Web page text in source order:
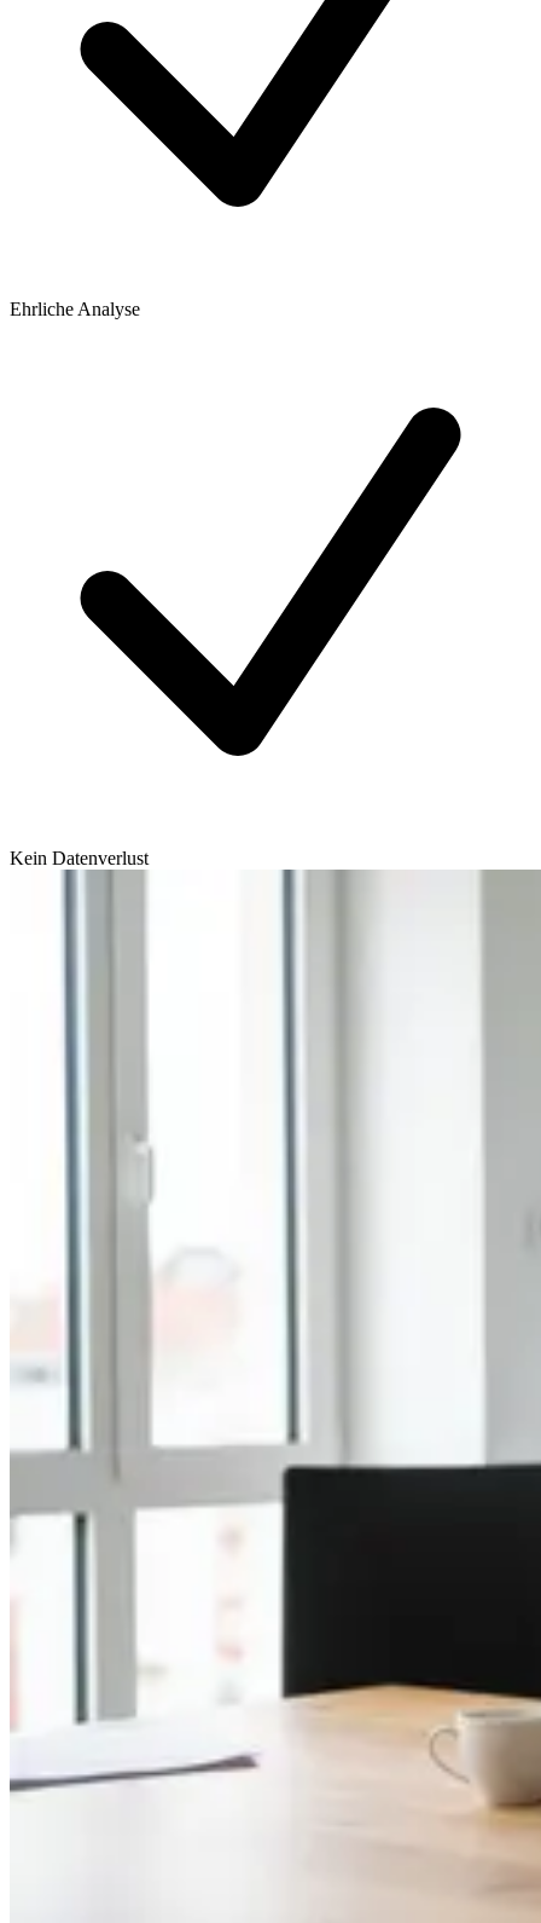
Ehrliche Analyse
Kein Datenverlust